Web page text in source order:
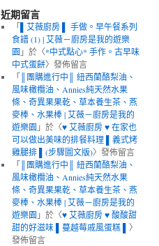
近期留言
「▌艾薇廚房 ▌ 手做。早午餐系列
食譜 (1) | 艾薇－廚房是我的遊樂
園 」於〈*中式點心* 手作。古早味
中式蛋餅〉發佈留言
「║團購進行中║ 紐西蘭酪梨油、
風味橄欖油、Annies純天然水果
條、奇異果果乾、草本養生茶、燕
麥棒、水果棒 | 艾薇－廚房是我的
遊樂園 」於〈♥ 艾薇廚房 ♥ 在家也
可以做出美味的排餐料理 ▌義式烤
雞腿排 ▌(步驟圖文版)〉發佈留言
「║團購進行中║ 紐西蘭酪梨油、
風味橄欖油、Annies純天然水果
條、奇異果果乾、草本養生茶、燕
麥棒、水果棒 | 艾薇－廚房是我的
遊樂園 」於〈♥ 艾薇廚房 ♥ 酸酸甜
甜的好滋味 ▌蔓越莓戚風蛋糕 ▌ 〉
發佈留言